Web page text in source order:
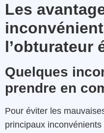
Les
l’obturateur
Quelques
prendre en
Pour éviter les
principaux